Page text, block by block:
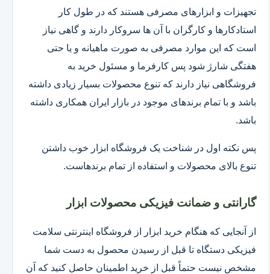
تجهیزات و ابزارهای مصرفی هستند که در طول کار
استادکارها و کارگران با آن ها سروکار دارند و گاهی نیاز
است که این موارد مصرفی به صورت ماهیانه و یا حتی
هفتگی شارژ شود پس کارفرما و مسئول خرید به
فروشگاهی نیاز دارند که تنوع محصولات بسیار زیادی داشته
باشد و با تمام برندهای موجود در بازار ایران همکاری داشته
باشد.
پس نکته اول در شناخت یک فروشگاه ابزار خوب داشتن
تنوع بالای محصولات و استفاده از تمام برندهاست.
گارانتی و ضمانت فیزیکی محصولات ابزار
از آنجایی که هنگام خرید ابزار از فروشگاه اینترنتی سلامت
فیزیکی دستگاه تا قبل از رسیدن محصول به دست شما
مشخص نیست حتماً قبل از خرید اطمینان حاصل کنید که آن